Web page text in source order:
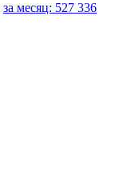
за месяц: 527 336